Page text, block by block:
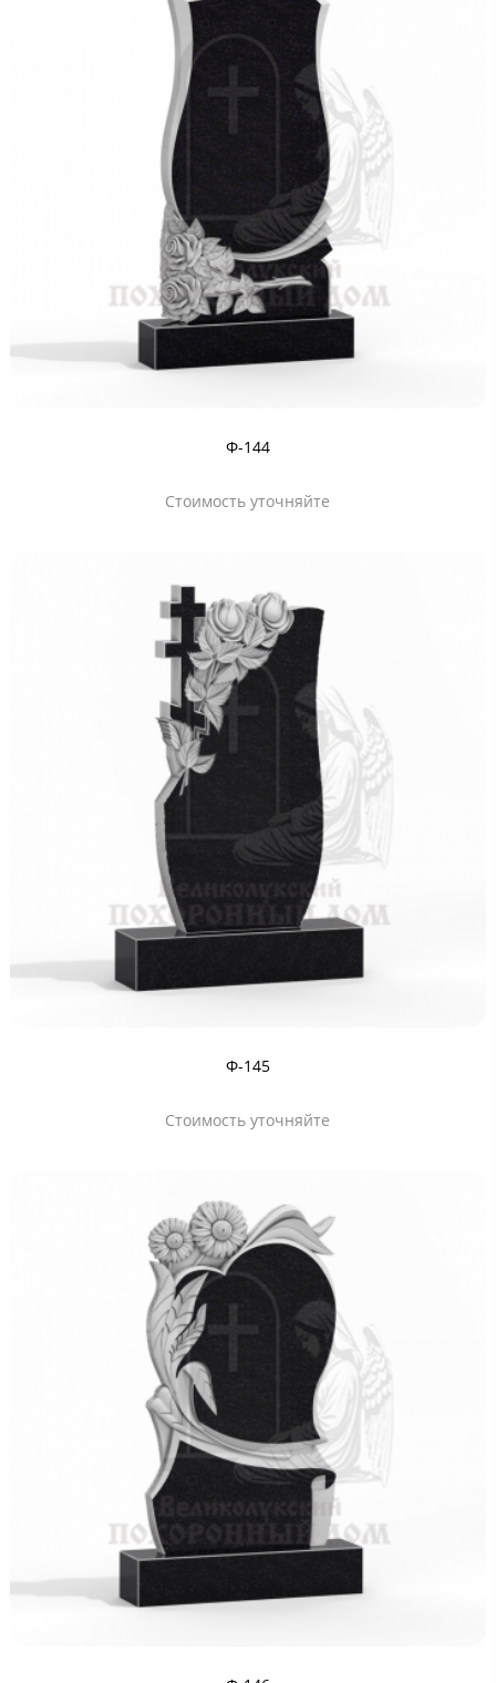
Ф-144
Стоимость уточняйте
Ф-145
Стоимость уточняйте